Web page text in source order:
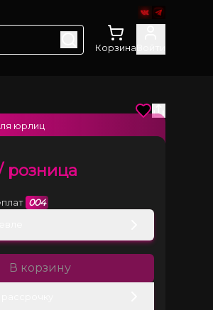
Корзина
розница
004
В корзину
юрлиц